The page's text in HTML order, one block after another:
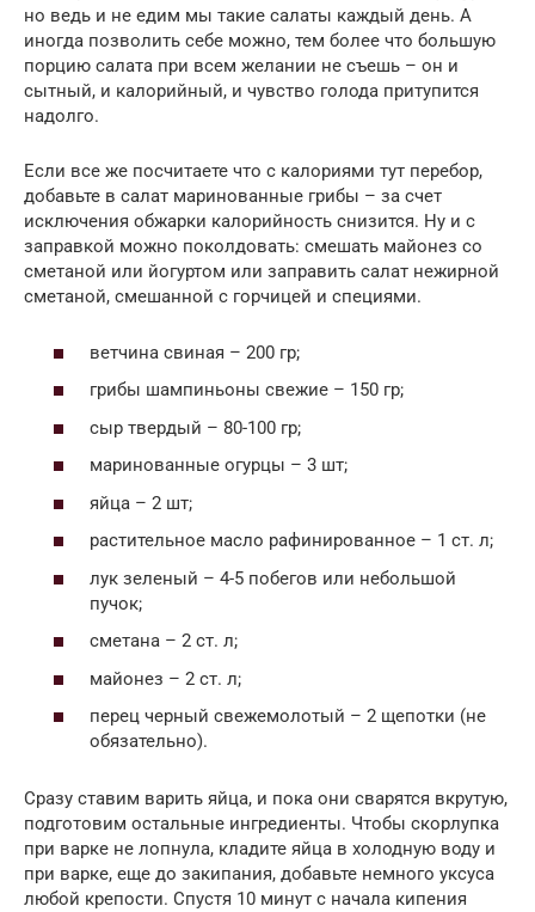
но ведь и не едим мы такие салаты каждый день. А
иногда позволить себе можно, тем более что большую
порцию салата при всем желании не съешь – он и
сытный, и калорийный, и чувство голода притупится
надолго.
Если все же посчитаете что с калориями тут перебор,
добавьте в салат маринованные грибы – за счет
исключения обжарки калорийность снизится. Ну и с
заправкой можно поколдовать: смешать майонез со
сметаной или йогуртом или заправить салат нежирной
сметаной, смешанной с горчицей и специями.
ветчина свиная – 200 гр;
грибы шампиньоны свежие – 150 гр;
сыр твердый – 80-100 гр;
маринованные огурцы – 3 шт;
яйца – 2 шт;
растительное масло рафинированное – 1 ст. л;
лук зеленый – 4-5 побегов или небольшой
пучок;
сметана – 2 ст. л;
майонез – 2 ст. л;
перец черный свежемолотый – 2 щепотки (не
обязательно).
Сразу ставим варить яйца, и пока они сварятся вкрутую,
подготовим остальные ингредиенты. Чтобы скорлупка
при варке не лопнула, кладите яйца в холодную воду и
при варке, еще до закипания, добавьте немного уксуса
любой крепости. Спустя 10 минут с начала кипения